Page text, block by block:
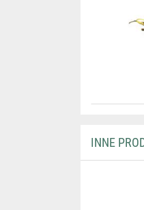
INNE